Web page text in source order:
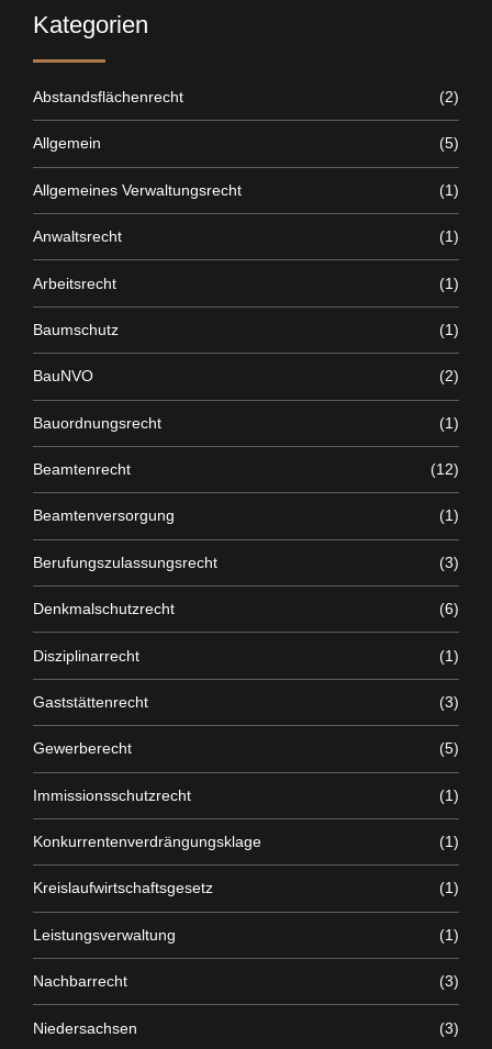
Kategorien
Abstandsflächenrecht (2)
Allgemein (5)
Allgemeines Verwaltungsrecht (1)
Anwaltsrecht (1)
Arbeitsrecht (1)
Baumschutz (1)
BauNVO (2)
Bauordnungsrecht (1)
Beamtenrecht (12)
Beamtenversorgung (1)
Berufungszulassungsrecht (3)
Denkmalschutzrecht (6)
Disziplinarrecht (1)
Gaststättenrecht (3)
Gewerberecht (5)
Immissionsschutzrecht (1)
Konkurrentenverdrängungsklage (1)
Kreislaufwirtschaftsgesetz (1)
Leistungsverwaltung (1)
Nachbarrecht (3)
Niedersachsen (3)